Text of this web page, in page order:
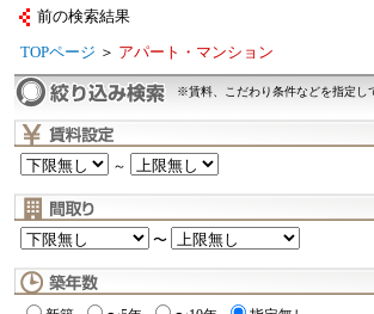
前の検索結果
TOPページ ＞ アパート・マンション
※賃料、こだわり条件などを指定し
～
〜